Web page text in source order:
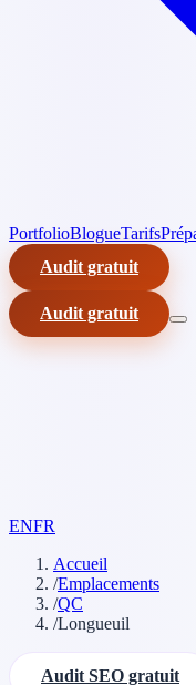
PortfolioBlogueTarifs
Audit gratuit
Audit gratuit
ENFR
Accueil
/Emplacements
/QC
/Longueuil
Audit SEO gratuit